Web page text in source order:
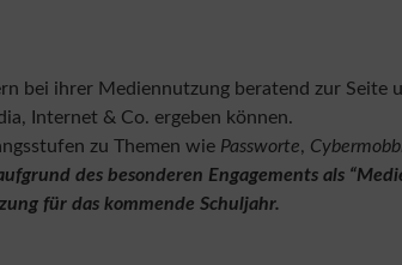
bei ihrer Mediennutzung beratend zur Seite
Internet & Co. ergeben können.
zu Themen wie Passworte,
des besonderen Engagements als
für das kommende Schuljahr.